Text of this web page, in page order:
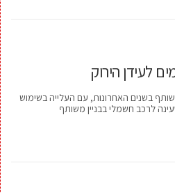
לעידן הירוק
בשנים האחרונות, עם העלייה בשימוש
לרכב חשמלי בבניין משותף